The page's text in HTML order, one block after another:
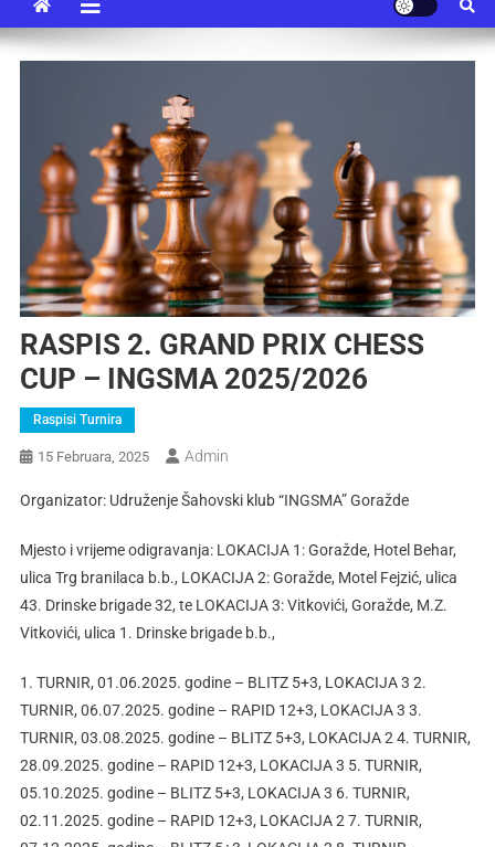
RASPIS 2. GRAND PRIX CHESS
CUP – INGSMA 2025/2026
Raspisi Turnira
15 Februara, 2025 Admin
Organizator: Udruženje Šahovski klub “INGSMA” Goražde
Mjesto i vrijeme odigravanja: LOKACIJA 1: Goražde, Hotel Behar,
ulica Trg branilaca b.b., LOKACIJA 2: Goražde, Motel Fejzić, ulica
43. Drinske brigade 32, te LOKACIJA 3: Vitkovići, Goražde, M.Z.
Vitkovići, ulica 1. Drinske brigade b.b.,
1. TURNIR, 01.06.2025. godine – BLITZ 5+3, LOKACIJA 3 2.
TURNIR, 06.07.2025. godine – RAPID 12+3, LOKACIJA 3 3.
TURNIR, 03.08.2025. godine – BLITZ 5+3, LOKACIJA 2 4. TURNIR,
28.09.2025. godine – RAPID 12+3, LOKACIJA 3 5. TURNIR,
05.10.2025. godine – BLITZ 5+3, LOKACIJA 3 6. TURNIR,
02.11.2025. godine – RAPID 12+3, LOKACIJA 2 7. TURNIR,